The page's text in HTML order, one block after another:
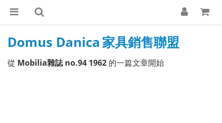
Domus Danica家具銷售聯盟
從 Mobilia雜誌 no.94 1962 的一篇文章開始